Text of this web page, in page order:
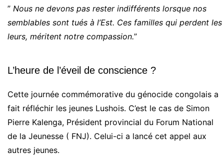
” Nous ne devons pas rester indifférents lorsque nos
semblables sont tués à l’Est. Ces familles qui perdent les
leurs, méritent notre compassion.”
L’heure de l’éveil de conscience ?
Cette journée commémorative du génocide congolais a
fait réfléchir les jeunes Lushois. C’est le cas de Simon
Pierre Kalenga, Président provincial du Forum National
de la Jeunesse ( FNJ). Celui-ci a lancé cet appel aux
autres jeunes.